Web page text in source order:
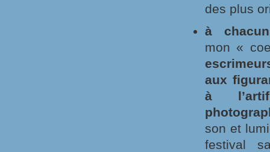
des plus
à chacun
mon «
aux
à
son et
festival